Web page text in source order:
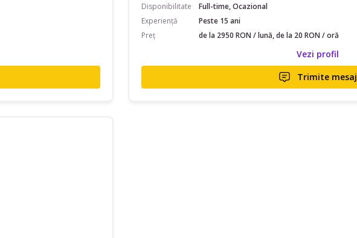
Disponibilitate
Full-time, Ocazional
Experiență
Peste 15 ani
Preț
de la 2950 RON / lună, de la 20 RON / oră
Vezi profil
Trimite mesaj